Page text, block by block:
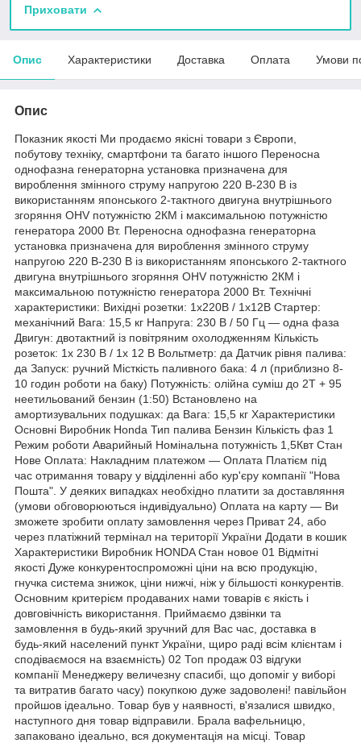
Приховати
Опис Характеристики Доставка Оплата Умови
Опис
Показник якості Ми продаємо якісні товари з Європи,
побутову техніку, смартфони та багато іншого Переносна
однофазна генераторна установка призначена для
вироблення змінного струму напругою 220 В-230 В із
використанням японського 2-тактного двигуна внутрішнього
згоряння OHV потужністю 2КМ і максимальною потужністю
генератора 2000 Вт. Переносна однофазна генераторна
установка призначена для вироблення змінного струму
напругою 220 В-230 В із використанням японського 2-тактного
двигуна внутрішнього згоряння OHV потужністю 2КМ і
максимальною потужністю генератора 2000 Вт. Технічні
характеристики: Вихідні розетки: 1x220В / 1x12В Стартер:
механічний Вага: 15,5 кг Напруга: 230 В / 50 Гц — одна фаза
Двигун: двотактний із повітряним охолодженням Кількість
розеток: 1x 230 В / 1x 12 В Вольтметр: да Датчик рівня палива:
да Запуск: ручний Місткість паливного бака: 4 л (приблизно 8-
10 годин роботи на баку) Потужність: олійна суміш до 2T + 95
неетильований бензин (1:50) Встановлено на
амортизувальних подушках: да Вага: 15,5 кг Характеристики
Основні Виробник Honda Тип палива Бензин Кількість фаз 1
Режим роботи Аварийный Номінальна потужність 1,5Квт Стан
Нове Оплата: Накладним платежом — Оплата Платієм під
час отримання товару у відділенні або кур'єру компанії "Нова
Пошта". У деяких випадках необхідно платити за доставляння
(умови обговорюються індивідуально) Оплата на карту — Ви
зможете зробити оплату замовлення через Приват 24, або
через платіжний термінал на території України Додати в кошик
Характеристики Виробник HONDA Стан новое 01 Відмітні
якості Дуже конкурентоспроможні ціни на всю продукцію,
гнучка система знижок, ціни нижчі, ніж у більшості конкурентів.
Основним критерієм продаваних нами товарів є якість і
довговічність використання. Приймаємо дзвінки та
замовлення в будь-який зручний для Вас час, доставка в
будь-який населений пункт України, щиро раді всім клієнтам і
сподіваємося на взаємність) 02 Топ продаж 03 відгуки
компанії Менеджеру величезну спасибі, що допоміг у виборі
та витратив багато часу) покупкою дуже задоволені! павільйон
пройшов ідеально. Товар був у наявності, в'язалися швидко,
наступного дня товар відправили. Брала вафельницю,
запаковано ідеально, вся документація на місці. Товар